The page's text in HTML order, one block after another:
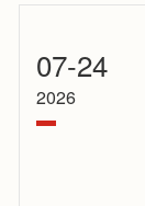
07-24
2026